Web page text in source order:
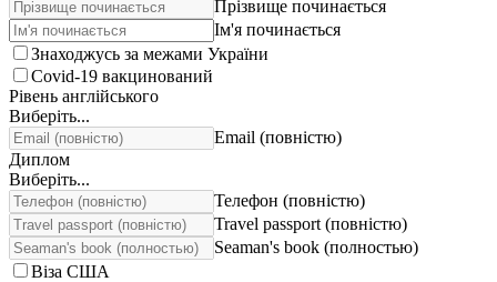
Прізвище починається
Ім'я починається
Знаходжусь за межами України
Covid-19 вакцинований
Рівень англійського
Виберіть...
Email (повністю)
Диплом
Виберіть...
Телефон (повністю)
Travel passport (повністю)
Seaman's book (полностью)
Віза США